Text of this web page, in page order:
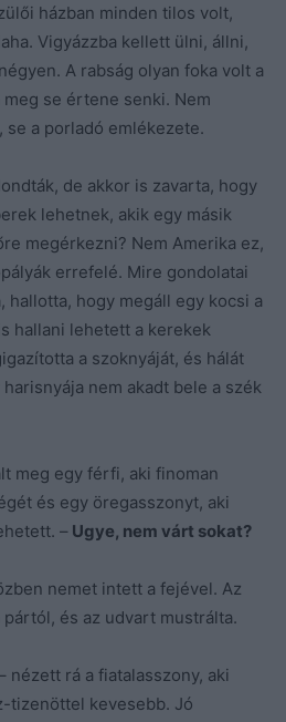
házban minden tilos volt,
Vigyázzba kellett ülni, állni,
A rabság olyan foka volt a
se értene senki. Nem
se a porladó emlékezete.
de akkor is zavarta, hogy
lehetnek, akik egy másik
megérkezni? Nem Amerika ez,
errefelé. Mire gondolatai
hallotta, hogy megáll egy kocsi a
hallani lehetett a kerekek
a szoknyáját, és hálát
nem akadt bele a szék
meg egy férfi, aki finoman
és egy öregasszonyt, aki
– Ugye, nem várt sokat?
nemet intett a fejével. Az
és az udvart mustrálta.
nézett rá a fiatalasszony, aki
tizenöttel kevesebb. Jó